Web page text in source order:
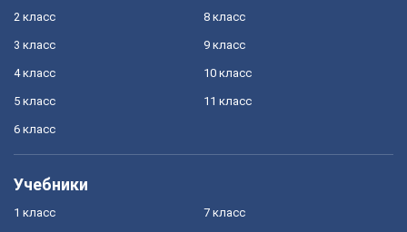
2 класс
3 класс
4 класс
5 класс
6 класс
8 класс
9 класс
10 класс
11 класс
Учебники
1 класс 7 класс